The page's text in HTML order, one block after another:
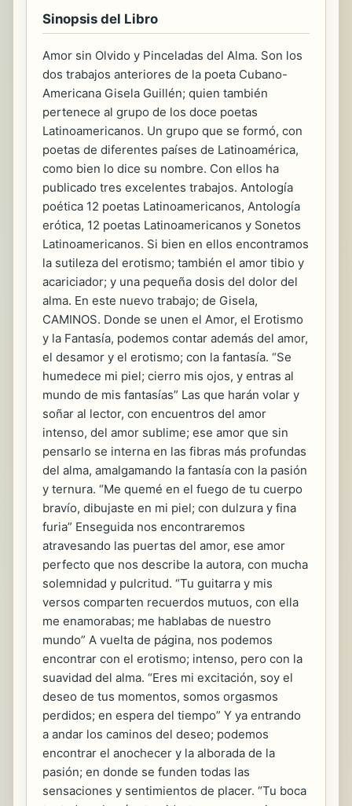
Sinopsis del Libro
Amor sin Olvido y Pinceladas del Alma. Son los
dos trabajos anteriores de la poeta Cubano-
Americana Gisela Guillén; quien también
pertenece al grupo de los doce poetas
Latinoamericanos. Un grupo que se formó, con
poetas de diferentes países de Latinoamérica,
como bien lo dice su nombre. Con ellos ha
publicado tres excelentes trabajos. Antología
poética 12 poetas Latinoamericanos, Antología
erótica, 12 poetas Latinoamericanos y Sonetos
Latinoamericanos. Si bien en ellos encontramos
la sutileza del erotismo; también el amor tibio y
acariciador; y una pequeña dosis del dolor del
alma. En este nuevo trabajo; de Gisela,
CAMINOS. Donde se unen el Amor, el Erotismo
y la Fantasía, podemos contar además del amor,
el desamor y el erotismo; con la fantasía. “Se
humedece mi piel; cierro mis ojos, y entras al
mundo de mis fantasías” Las que harán volar y
soñar al lector, con encuentros del amor
intenso, del amor sublime; ese amor que sin
pensarlo se interna en las fibras más profundas
del alma, amalgamando la fantasía con la pasión
y ternura. “Me quemé en el fuego de tu cuerpo
bravío, dibujaste en mi piel; con dulzura y fina
furia” Enseguida nos encontraremos
atravesando las puertas del amor, ese amor
perfecto que nos describe la autora, con mucha
solemnidad y pulcritud. “Tu guitarra y mis
versos comparten recuerdos mutuos, con ella
me enamorabas; me hablabas de nuestro
mundo” A vuelta de página, nos podemos
encontrar con el erotismo; intenso, pero con la
suavidad del alma. “Eres mi excitación, soy el
deseo de tus momentos, somos orgasmos
perdidos; en espera del tiempo” Y ya entrando
a andar los caminos del deseo; podemos
encontrar el anochecer y la alborada de la
pasión; en donde se funden todas las
sensaciones y sentimientos de placer. “Tu boca